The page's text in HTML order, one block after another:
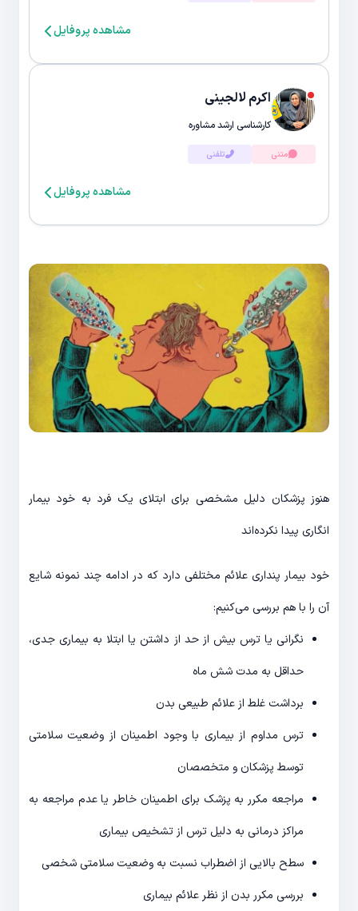
مشاهده پروفایل
اکرم لالجینی
کارشناسی ارشد مشاوره
متنی تلفنی
مشاهده پروفایل
هنوز پزشکان دلیل مشخصی برای ابتلای یک فرد به خود بیمار
انگاری پیدا نکرده‌اند
خود بیمار پنداری علائم مختلفی دارد که در ادامه چند نمونه شایع
آن را با هم بررسی می‌کنیم:
نگرانی یا ترس بیش از حد از داشتن یا ابتلا به بیماری جدی،
حداقل به مدت شش ماه
برداشت غلط از علائم طبیعی بدن
ترس مداوم از بیماری با وجود اطمینان از وضعیت سلامتی
توسط پزشکان و متخصصان
مراجعه مکرر به پزشک برای اطمینان خاطر یا عدم مراجعه به
مراکز درمانی به دلیل ترس از تشخیص بیماری
سطح بالایی از اضطراب نسبت به وضعیت سلامتی شخصی
بررسی مکرر بدن از نظر علائم بیماری